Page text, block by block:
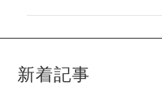
新着記事